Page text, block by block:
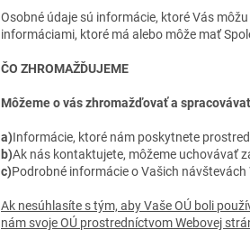
Osobné údaje sú informácie, ktoré Vás
informáciami, ktoré má alebo môže mať
ČO ZHROMAŽĎUJEME
Môžeme o vás zhromažďovať a
a)Informácie, ktoré nám poskytnete
b)Ak nás kontaktujete, môžeme uchovávať
c)Podrobné informácie o Vašich
Ak nesúhlasíte s tým, aby Vaše OÚ boli
nám svoje OÚ prostredníctvom Webovej